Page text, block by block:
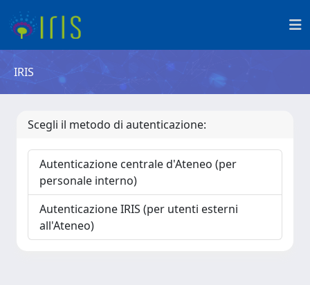
IRIS
Scegli il metodo di autenticazione:
Autenticazione centrale d'Ateneo (per
personale interno)
Autenticazione IRIS (per utenti esterni
all'Ateneo)